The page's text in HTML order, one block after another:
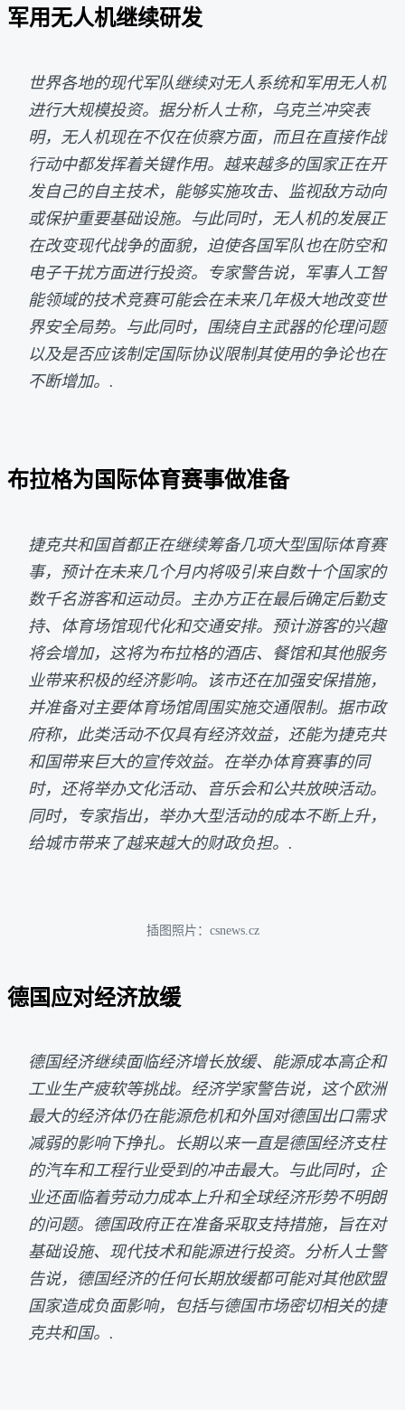
军用无人机继续研发
世界各地的现代军队继续对无人系统和军用无人机
进行大规模投资。据分析人士称，乌克兰冲突表
明，无人机现在不仅在侦察方面，而且在直接作战
行动中都发挥着关键作用。越来越多的国家正在开
发自己的自主技术，能够实施攻击、监视敌方动向
或保护重要基础设施。与此同时，无人机的发展正
在改变现代战争的面貌，迫使各国军队也在防空和
电子干扰方面进行投资。专家警告说，军事人工智
能领域的技术竞赛可能会在未来几年极大地改变世
界安全局势。与此同时，围绕自主武器的伦理问题
以及是否应该制定国际协议限制其使用的争论也在
不断增加。.
布拉格为国际体育赛事做准备
捷克共和国首都正在继续筹备几项大型国际体育赛
事，预计在未来几个月内将吸引来自数十个国家的
数千名游客和运动员。主办方正在最后确定后勤支
持、体育场馆现代化和交通安排。预计游客的兴趣
将会增加，这将为布拉格的酒店、餐馆和其他服务
业带来积极的经济影响。该市还在加强安保措施，
并准备对主要体育场馆周围实施交通限制。据市政
府称，此类活动不仅具有经济效益，还能为捷克共
和国带来巨大的宣传效益。在举办体育赛事的同
时，还将举办文化活动、音乐会和公共放映活动。
同时，专家指出，举办大型活动的成本不断上升，
给城市带来了越来越大的财政负担。.
插图照片：csnews.cz
德国应对经济放缓
德国经济继续面临经济增长放缓、能源成本高企和
工业生产疲软等挑战。经济学家警告说，这个欧洲
最大的经济体仍在能源危机和外国对德国出口需求
减弱的影响下挣扎。长期以来一直是德国经济支柱
的汽车和工程行业受到的冲击最大。与此同时，企
业还面临着劳动力成本上升和全球经济形势不明朗
的问题。德国政府正在准备采取支持措施，旨在对
基础设施、现代技术和能源进行投资。分析人士警
告说，德国经济的任何长期放缓都可能对其他欧盟
国家造成负面影响，包括与德国市场密切相关的捷
克共和国。.